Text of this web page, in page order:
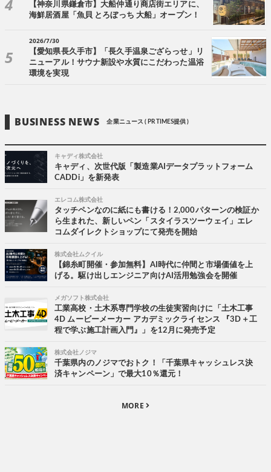
【神奈川県鎌倉市】大船仲通り商店街エリアに、
海鮮居酒屋「魚貝 とろぼっち 大船」オープン！
2026/7/30
【愛知県長久手市】「長久手温泉ござらっせ」リ
ニューアル！サウナ新設や水質にこだわった温浴
環境を実現
BUSINESS NEWS 企業ニュース ( PR TIMES提供 )
キャディ株式会社
キャディ、次世代版「製造業AIデータプラットフォーム
CADDi」を新発表
エレコム株式会社
タッチペンなのに紙にも書ける！2,000パターンの検証か
ら生まれた、新しいペン「スタイラスツーウェイ」エレ
コムダイレクトショップにて発売を開始
株式会社ムクイル
【錦糸町開催・参加無料】AI時代に仲間と市場価値を上
げる。駆け出しエンジニア向けAI活用勉強会を開催
メガソフト株式会社
工業高校・土木系専門学校の生徒実習向けに「土木工事
4D ムービーメーカー アカデミックライセンス 『3D＋工
程で学ぶ施工計画入門』」を12月に発売予定
株式会社ノジマ
千葉県内のノジマでおトク！「千葉県キャッシュレス決
済キャンペーン」で最大10％還元！
MORE